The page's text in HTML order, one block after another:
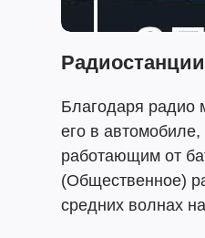
Благодаря радио
его в
работающим от
(Общественное)
средних волнах